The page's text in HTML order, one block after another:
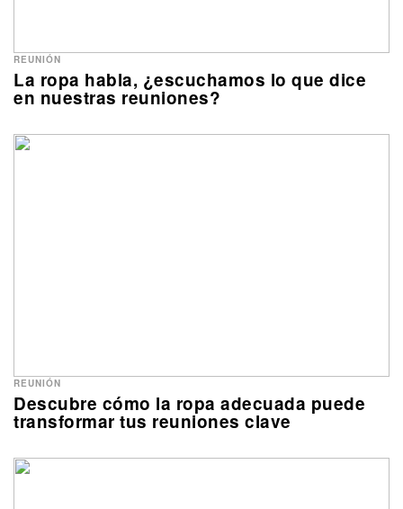
La ropa habla, ¿escuchamos lo que dice
en nuestras reuniones?
REUNIÓN
Descubre cómo la ropa adecuada puede
transformar tus reuniones clave
REUNIÓN